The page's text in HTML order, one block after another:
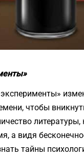
чтобы
литературы,
а видя
тайны